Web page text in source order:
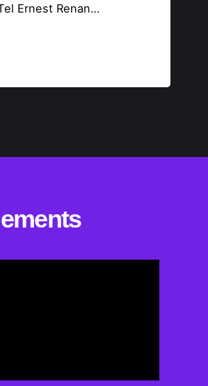
Ernest Renan…